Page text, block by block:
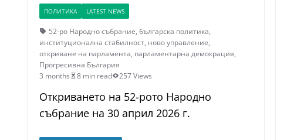
ПОЛИТИКА LATEST NEWS
52-ро Народно събрание, българска политика,
институционална стабилност, ново управление,
откриване на парламента, парламентарна демокрация,
Прогресивна България
3 months
8 min read 257 Views
Откриването на 52-рото Народно
събрание на 30 април 2026 г.